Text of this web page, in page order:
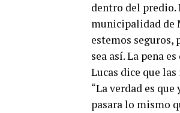
dentro del predio.
municipalidad de
estemos seguros,
sea así. La pena
Lucas dice que
“La verdad es
pasara lo mismo